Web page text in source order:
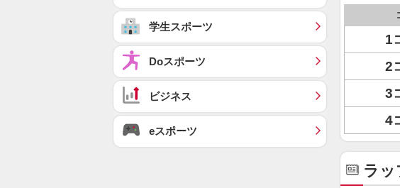
1
2
3
4
ラッ
学生スポーツ
Doスポーツ
ビジネス
eスポーツ